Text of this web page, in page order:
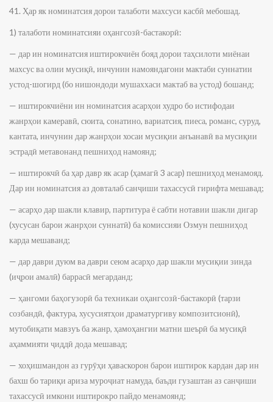
41. Ҳар як номинатсия дорои талаботи махсуси касбӣ мебошад.
1) талаботи номинатсияи оҳангсозӣ-бастакорӣ:
— дар ин номинатсия иштирокчиён бояд дорои таҳсилоти миёнаи
махсус ва олии мусиқӣ, инчунин намояндагони мактаби суннатии
устод-шогирд (бо нишондоди мушаххаси мактаб ва устод) бошанд;
— иштирокчиёни ин номинатсия асарҳои худро бо истифодаи
жанрҳои камеравӣ, сюита, сонатино, вариатсия, пиеса, романс, суруд,
кантата, инчунин дар жанрҳои хосаи мусиқии анъанавӣ ва мусиқии
эстрадӣ метавонанд пешниҳод намоянд;
— иштирокчӣ ба ҳар давр як асар (ҳамагӣ 3 асар) пешниҳод менамояд.
Дар ин номинатсия аз довталаб санҷиши тахассусӣ гирифта мешавад;
— асарҳо дар шакли клавир, партитура ё сабти нотавии шакли дигар
(хусусан барои жанрҳои суннатӣ) ба комиссияи Озмун пешниҳод
карда мешаванд;
— дар даври дуюм ва даври сеюм асарҳо дар шакли мусиқии зинда
(иҷрои амалӣ) баррасӣ мегарданд;
— ҳангоми баҳогузорӣ ба техникаи оҳангсозӣ-бастакорӣ (тарзи
созбандӣ, фактура, хусусиятҳои драматургиву композитсионӣ),
мутобиқати мавзуъ ба жанр, ҳамоҳангии матни шеърӣ ба мусиқӣ
аҳаммияти ҷиддӣ дода мешавад;
— хоҳишмандон аз гурӯҳи ҳаваскорон барои иштирок кардан дар ин
бахш бо тариқи ариза муроҷиат намуда, баъди гузаштан аз санҷиши
тахассусӣ имкони иштирокро пайдо менамоянд;